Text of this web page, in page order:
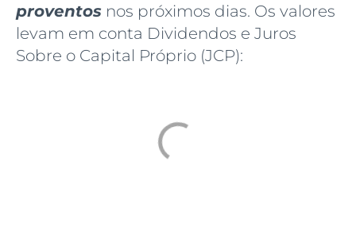
proventos nos próximos dias. Os valores
levam em conta Dividendos e Juros
Sobre o Capital Próprio (JCP):